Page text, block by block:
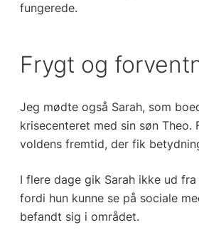
fungerede.
Frygt og
Jeg mødte også Sarah, som
krisecenteret med sin søn Theo.
voldens fremtid, der fik
I flere dage gik Sarah ikke ud
fordi hun kunne se på sociale
befandt sig i området.